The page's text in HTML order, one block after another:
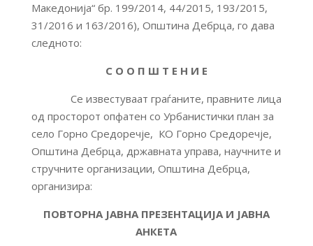
Македонија“ бр. 199/2014, 44/2015, 193/2015,
31/2016 и 163/2016), Општина Дебрца, го дава
следното:
С О О П Ш Т Е Н И Е
Се известуваат граѓаните, правните лица
од просторот опфатен со Урбанистички план за
село Горно Средоречје, КО Горно Средоречје,
Општина Дебрца, државната управа, научните и
стручните организации, Општина Дебрца,
организира:
ПОВТОРНА ЈАВНА ПРЕЗЕНТАЦИЈА И ЈАВНА
АНКЕТА